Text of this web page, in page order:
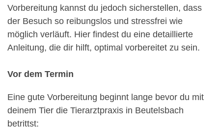
Vorbereitung kannst du jedoch sicherstellen, dass
der Besuch so reibungslos und stressfrei wie
möglich verläuft. Hier findest du eine detaillierte
Anleitung, die dir hilft, optimal vorbereitet zu sein.
Vor dem Termin
Eine gute Vorbereitung beginnt lange bevor du mit
deinem Tier die Tierarztpraxis in Beutelsbach
betrittst: